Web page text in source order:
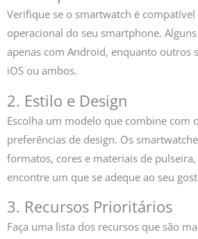
Verifique se o smartwatch é
operacional do seu smartphone.
apenas com Android, enquanto outros
iOS ou ambos.
2. Estilo e Design
Escolha um modelo que combine com
preferências de design. Os
formatos, cores e materiais de
encontre um que se adeque ao seu
3. Recursos Prioritários
Faça uma lista dos recursos que são